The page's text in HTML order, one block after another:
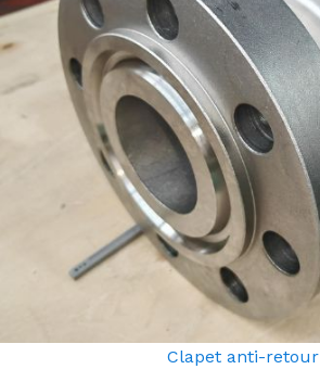
Clapet anti-retour